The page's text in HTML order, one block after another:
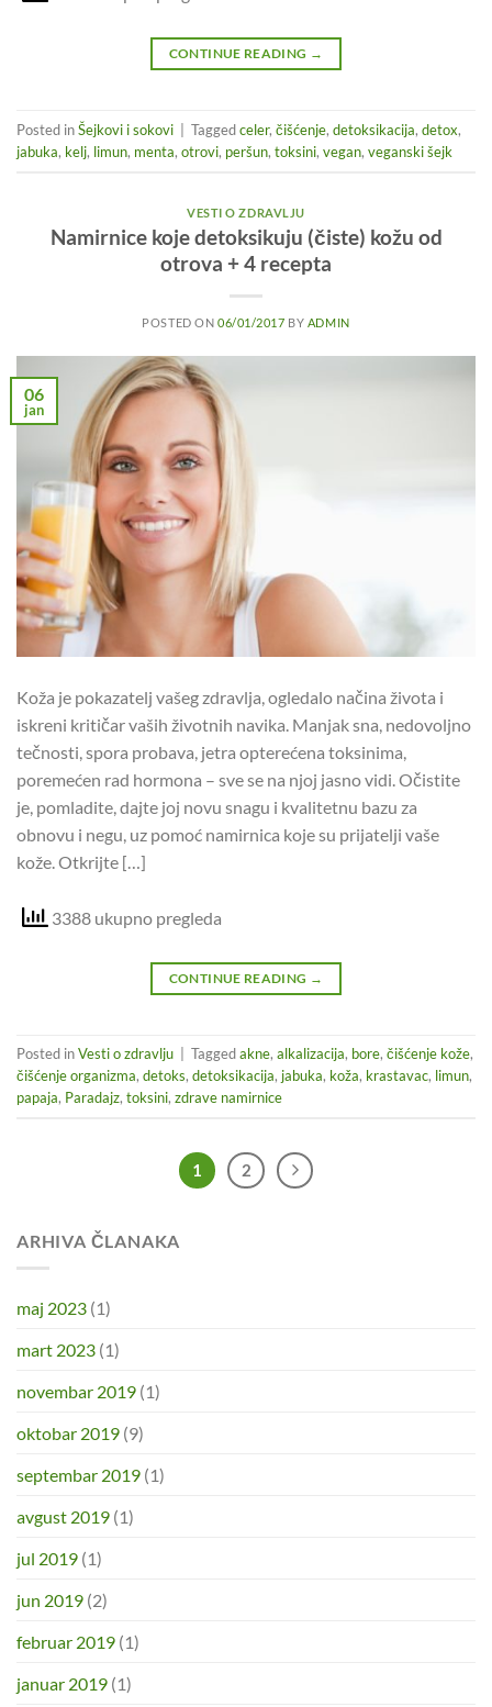
CONTINUE READING →
Posted inŠejkovi i sokovi Taggedceler, čišćenje, detoksikacija, detox,
jabuka, kelj, limun, menta, otrovi, peršun, toksini, vegan, veganski šejk
VESTI O ZDRAVLJU
Namirnice koje detoksikuju (čiste) kožu od
otrova + 4 recepta
POSTED ON 06/01/2017 BY ADMIN
06
jan
Koža je pokazatelj vašeg zdravlja, ogledalo načina života i
iskreni kritičar vaših životnih navika. Manjak sna, nedovoljno
tečnosti, spora probava, jetra opterećena toksinima,
poremećen rad hormona – sve se na njoj jasno vidi. Očistite
je, pomladite, dajte joj novu snagu i kvalitetnu bazu za
obnovu i negu, uz pomoć namirnica koje su prijatelji vaše
kože. Otkrijte […]
3388 ukupno pregleda
CONTINUE READING →
Posted inVesti o zdravlju Taggedakne, alkalizacija, bore, čišćenje kože,
čišćenje organizma, detoks, detoksikacija, jabuka, koža, krastavac, limun,
papaja, Paradajz, toksini, zdrave namirnice
1 2
ARHIVA ČLANAKA
maj 2023 (1)
mart 2023 (1)
novembar 2019 (1)
oktobar 2019 (9)
septembar 2019 (1)
avgust 2019 (1)
jul 2019 (1)
jun 2019 (2)
februar 2019 (1)
januar 2019 (1)